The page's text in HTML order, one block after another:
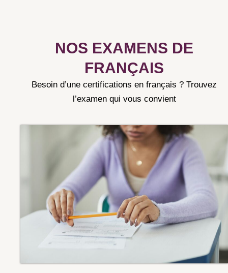
NOS EXAMENS DE
FRANÇAIS
Besoin d’une certifications en français ? Trouvez
l’examen qui vous convient